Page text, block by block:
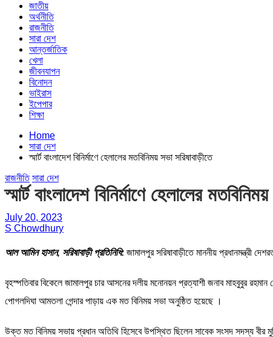
জাতীয়
অর্থনীতি
রাজনীতি
সারা দেশ
আন্তর্জাতিক
খেলা
জীবনযাপন
বিনোদন
ভাইরাস
ইপেপার
শিক্ষা
Home
সারা দেশ
স্মার্ট বাংলাদেশ বিনির্মাণে হেলালের মতবিনিময় সভা সরিষাবাড়ীতে
রাজনীতি সারা দেশ
স্মার্ট বাংলাদেশ বিনির্মাণে হেলালের
July 20, 2023
S Chowdhury
আল আমিন হাসান, সরিষাবাড়ী প্রতিনিধি: জামালপুর সরিষাবাড়ীতে মাননীয় প্রধানমন্ত্রী
বৃহস্পতিবার বিকেলে জামালপুর চার আসনের দলীয় মনোনয়ন প্রত্যাশী জনাব মাহবুবুর
পোগলদিঘা আমতলা গেন্দার পাড়ায় এক মত বিনিময় সভা অনুষ্ঠিত হয়েছে ।
উক্ত মত বিনিময় সভায় প্রধান অতিথি হিসেবে উপস্থিত ছিলেন সাবেক সংসদ সদস্য বীর